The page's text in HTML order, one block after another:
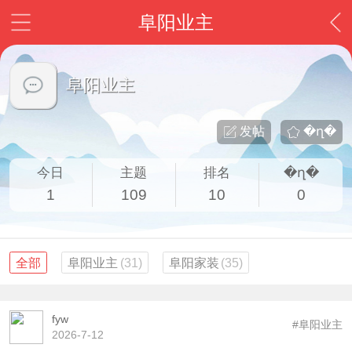
阜阳业主
阜阳业主
�ղ�
发帖
今日
1
主题
109
排名
10
�ղ�
0
全部 阜阳业主 (31) 阜阳家装 (35)
fyw
2026-7-12
#阜阳业主